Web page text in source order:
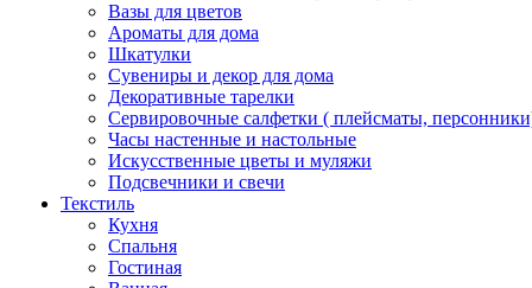
Вазы для цветов
Ароматы для дома
Шкатулки
Сувениры и декор для дома
Декоративные тарелки
Сервировочные салфетки ( плейсматы,
Часы настенные и настольные
Искусственные цветы и муляжи
Подсвечники и свечи
Текстиль
Кухня
Спальня
Гостиная